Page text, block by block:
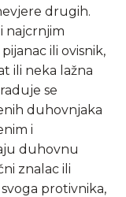
drugih.
najcrnjim
ili ovisnik,
ili neka lažna
se
duhovnjaka
i
duhovnu
znalac ili
protivnika,